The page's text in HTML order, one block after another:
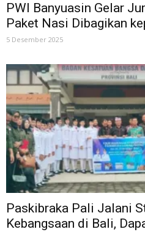
PWI Banyuasin Gelar
Paket Nasi Dibagikan
5 Desember 2025
Paskibraka Pali Jalani
Kebangsaan di Bali,